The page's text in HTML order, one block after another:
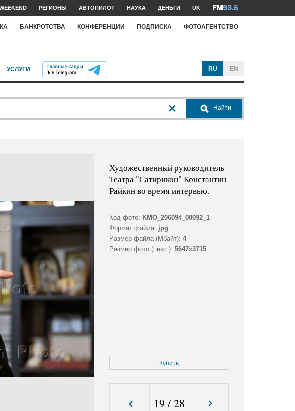
WEEKEND РЕГИОНЫ АВТОПИЛОТ НАУКА ДЕНЬГИ UK
БАНКРОТСТВА КОНФЕРЕНЦИИ ПОДПИСКА ФОТОАГЕНТСТВО
УСЛУГИ RU EN
Найти
Художественный руководитель
Театра "Сатирикон" Константин
Райкин во время интервью.
Код фото: KMO_206094_00092_1
Формат файла: jpg
Размер файла (Мбайт): 4
Размер фото (пикс.): 5647x3715
Купить
19 /28